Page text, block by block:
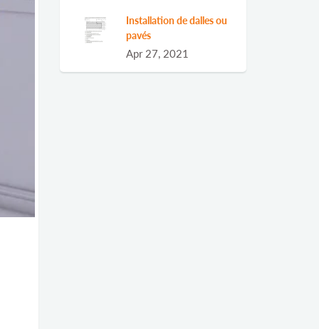
Installation de dalles ou
pavés
Apr 27, 2021